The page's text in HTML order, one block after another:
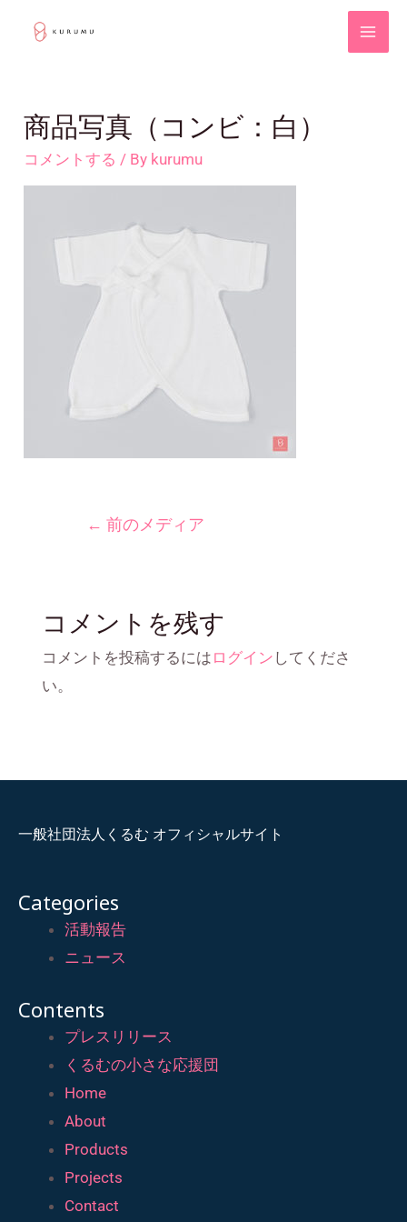
商品写真（コンビ：白）
コメントする / By kurumu
← 前のメディア
コメントを残す
コメントを投稿するにはログインしてくださ
い。
一般社団法人くるむ オフィシャルサイト
Categories
活動報告
ニュース
Contents
プレスリリース
くるむの小さな応援団
Home
About
Products
Projects
Contact